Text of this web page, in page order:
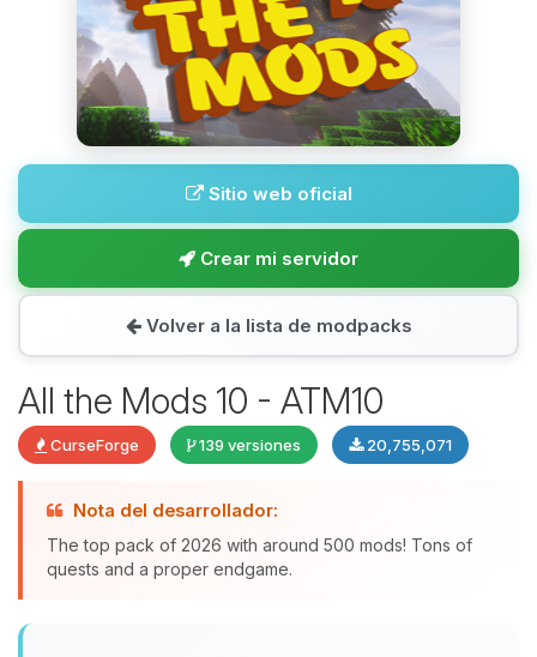
Sitio web oficial
Crear mi servidor
Volver a la lista de modpacks
All the Mods 10 - ATM10
CurseForge 139 versiones 20,755,071
Nota del desarrollador:
The top pack of 2026 with around 500 mods! Tons of
quests and a proper endgame.